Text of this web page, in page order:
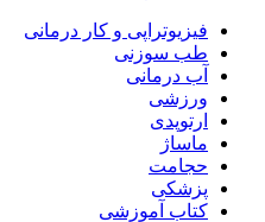
فیزیوتراپی و کار درمانی
طب سوزنی
آب درمانی
ورزشی
ارتوپدی
ماساژ
حجامت
پزشکی
کتاب آموزشی